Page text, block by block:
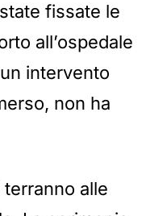
fissate le
all’ospedale
intervento
non ha
alle